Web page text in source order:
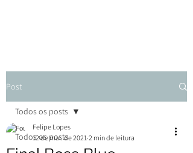
Post
Todos os posts
Todos os posts
Felipe Lopes
12 de mar. de 2021 2 min de leitura